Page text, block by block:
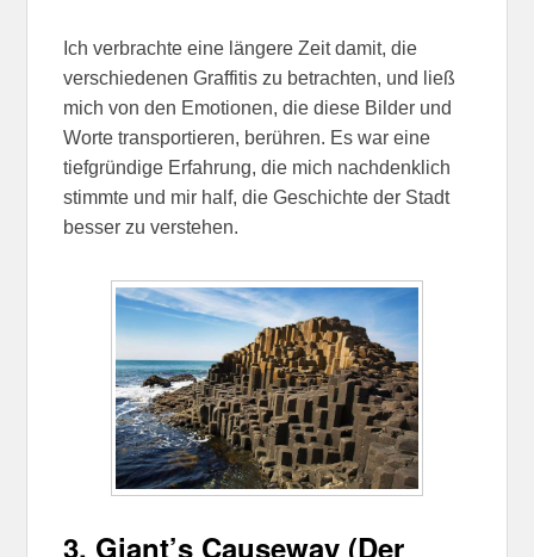
Ich verbrachte eine längere Zeit damit, die
verschiedenen Graffitis zu betrachten, und ließ
mich von den Emotionen, die diese Bilder und
Worte transportieren, berühren. Es war eine
tiefgründige Erfahrung, die mich nachdenklich
stimmte und mir half, die Geschichte der Stadt
besser zu verstehen.
3. Giant’s Causeway (Der